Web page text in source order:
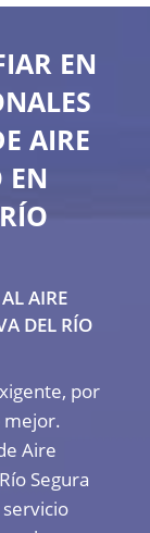
EN
AIRE
EN
AIRE
DEL RÍO
por
mejor.
Aire
Segura